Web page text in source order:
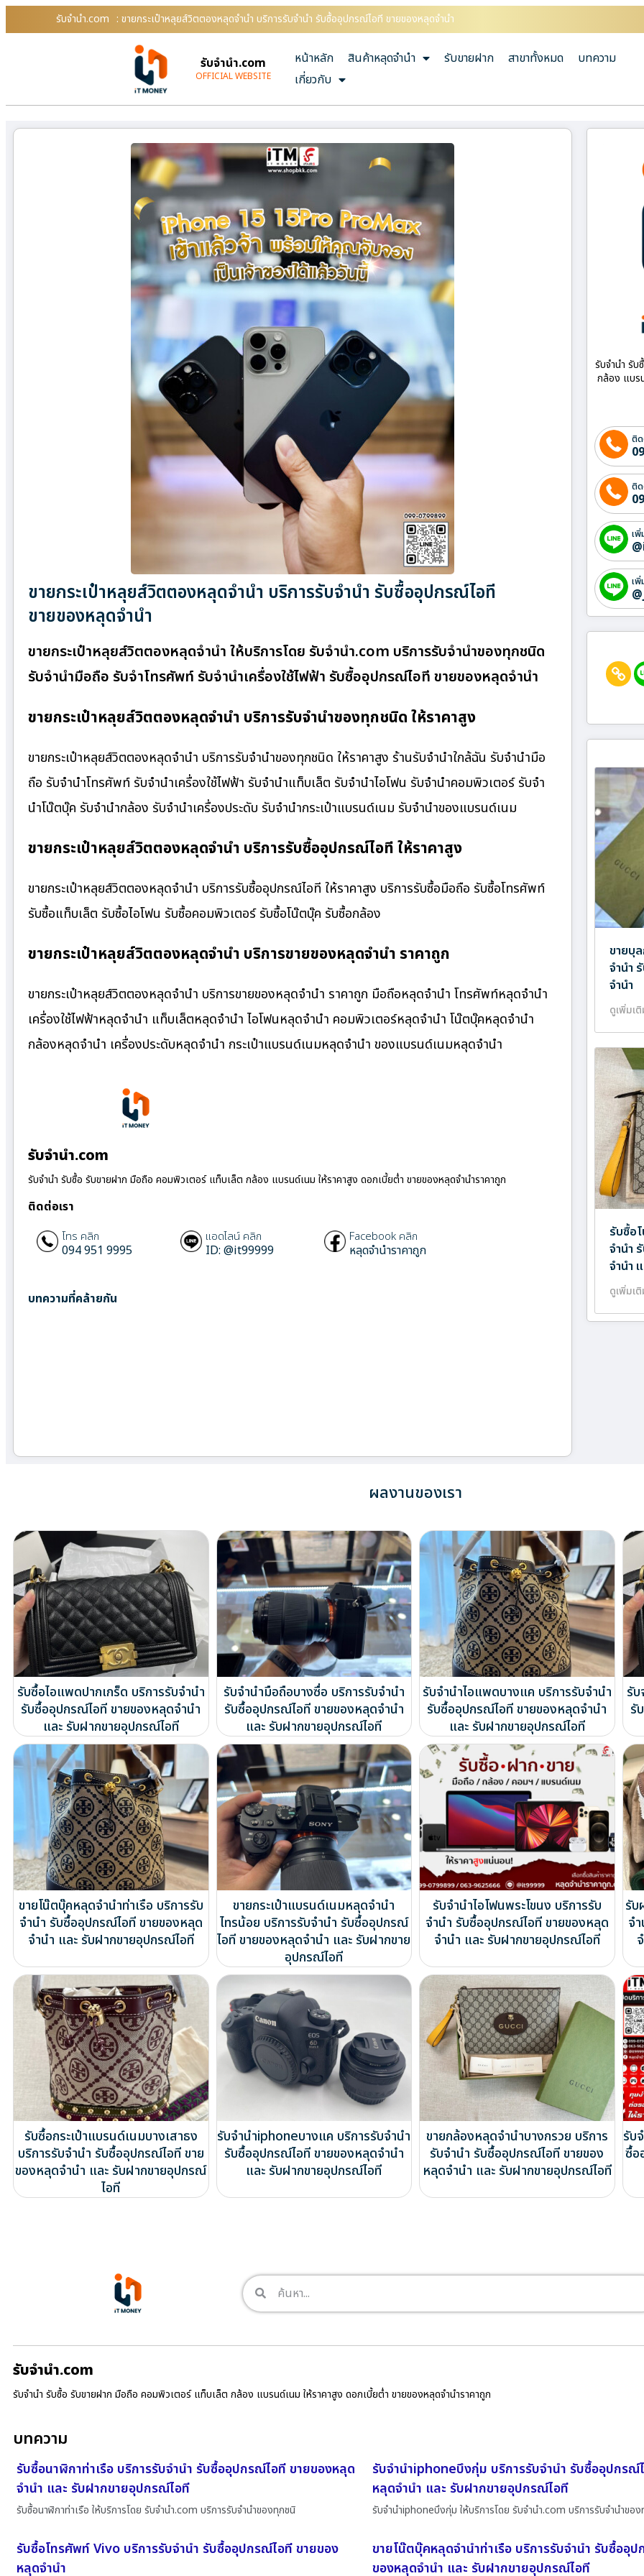
รับจํานํา.com : ขายกระเป๋าหลุยส์วิตตองหลุดจำนำ บริการรับจำนำ รับซื้ออุปกรณ์ไอที ขายของหลุดจำนำ
รับจํานํา.com
OFFICIAL WEBSITE
หน้าหลัก สินค้าหลุดจำนำ รับขายฝาก สาขาทั้งหมด
บทความ
เกี่ยวกับ
ขายกระเป๋าหลุยส์วิตตองหลุดจำนำ บริการรับจำนำ รับซื้ออุปกรณ์ไอที
ขายของหลุดจำนำ
ขายกระเป๋าหลุยส์วิตตองหลุดจำนำ ให้บริการโดย รับจํานํา.com บริการรับจำนำของทุกชนิด
รับจำนำมือถือ รับจำโทรศัพท์ รับจำนำเครื่องใช้ไฟฟ้า รับซื้ออุปกรณ์ไอที ขายของหลุดจำนำ
ขายกระเป๋าหลุยส์วิตตองหลุดจำนำ บริการรับจำนำของทุกชนิด ให้ราคาสูง
ขายกระเป๋าหลุยส์วิตตองหลุดจำนำ บริการรับจำนำของทุกชนิด ให้ราคาสูง ร้านรับจํานําใกล้ฉัน รับจำนำมือ
ถือ รับจำนำโทรศัพท์ รับจำนำเครื่องใช้ไฟฟ้า รับจำนำแท็บเล็ต รับจำนำไอโฟน รับจำนำคอมพิวเตอร์ รับจำ
นำโน๊ตบุ๊ค รับจำนำกล้อง รับจำนำเครื่องประดับ รับจำนำกระเป๋าแบรนด์เนม รับจำนำของแบรนด์เนม
ขายกระเป๋าหลุยส์วิตตองหลุดจำนำ บริการรับซื้ออุปกรณ์ไอที ให้ราคาสูง
ขายกระเป๋าหลุยส์วิตตองหลุดจำนำ บริการรับซื้ออุปกรณ์ไอที ให้ราคาสูง บริการรับซื้อมือถือ รับซื้อโทรศัพท์
รับซื้อแท็บเล็ต รับซื้อไอโฟน รับซื้อคอมพิวเตอร์ รับซื้อโน๊ตบุ๊ค รับซื้อกล้อง
ขายกระเป๋าหลุยส์วิตตองหลุดจำนำ บริการขายของหลุดจำนำ ราคาถูก
ขายกระเป๋าหลุยส์วิตตองหลุดจำนำ บริการขายของหลุดจำนำ ราคาถูก มือถือหลุดจำนำ โทรศัพท์หลุดจำนำ
เครื่องใช้ไฟฟ้าหลุดจำนำ แท็บเล็ตหลุดจำนำ ไอโฟนหลุดจำนำ คอมพิวเตอร์หลุดจำนำ โน๊ตบุ๊คหลุดจำนำ
กล้องหลุดจำนำ เครื่องประดับหลุดจำนำ กระเป๋าแบรนด์เนมหลุดจำนำ ของแบรนด์เนมหลุดจำนำ
รับจํานํา.com
รับจำนำ รับซื้อ รับขายฝาก มือถือ คอมพิวเตอร์ แท็บเล็ต กล้อง แบรนด์เนม ให้ราคาสูง ดอกเบี้ยต่ำ ขายของหลุดจำนำราคาถูก
ติดต่อเรา
โทร คลิก
094 951 9995
แอดไลน์ คลิก
ID: @it99999
Facebook คลิก
หลุดจำนำราคาถูก
บทความที่คล้ายกัน
รับจำนำ รั
กล้อง แบร
ติ
ติ
เ
เ
ขายบุ
จำนำ
จำนำ
ดูเพิ่มเ
รับซื้อ
จำนำ
จำนำ
ดูเพิ่มเ
ผลงานของเรา
รับซื้อไอแพดปากเกร็ด บริการรับจำนำ
รับซื้ออุปกรณ์ไอที ขายของหลุดจำนำ
และ รับฝากขายอุปกรณ์ไอที
รับจำนำมือถือบางซื่อ บริการรับจำนำ
รับซื้ออุปกรณ์ไอที ขายของหลุดจำนำ
และ รับฝากขายอุปกรณ์ไอที
รับจำนำไอแพดบางแค บริการรับจำนำ
รับซื้ออุปกรณ์ไอที ขายของหลุดจำนำ
และ รับฝากขายอุปกรณ์ไอที
รั
รั
ขายโน๊ตบุ๊คหลุดจำนำท่าเรือ บริการรับ
จำนำ รับซื้ออุปกรณ์ไอที ขายของหลุด
จำนำ และ รับฝากขายอุปกรณ์ไอที
ขายกระเป๋าแบรนด์เนมหลุดจำนำ
ไทรน้อย บริการรับจำนำ รับซื้ออุปกรณ์
ไอที ขายของหลุดจำนำ และ รับฝากขาย
อุปกรณ์ไอที
รับจำนำไอโฟนพระโขนง บริการรับ
จำนำ รับซื้ออุปกรณ์ไอที ขายของหลุด
จำนำ และ รับฝากขายอุปกรณ์ไอที
รับ
จ
รับซื้อกระเป๋าแบรนด์เนมบางเสาธง
บริการรับจำนำ รับซื้ออุปกรณ์ไอที ขาย
ของหลุดจำนำ และ รับฝากขายอุปกรณ์
ไอที
รับจำนำiphoneบางแค บริการรับจำนำ
รับซื้ออุปกรณ์ไอที ขายของหลุดจำนำ
และ รับฝากขายอุปกรณ์ไอที
ขายกล้องหลุดจำนำบางกรวย บริการ
รับจำนำ รับซื้ออุปกรณ์ไอที ขายของ
หลุดจำนำ และ รับฝากขายอุปกรณ์ไอที
รับ
ซื้อ
รับจํานํา.com
รับจำนำ รับซื้อ รับขายฝาก มือถือ คอมพิวเตอร์ แท็บเล็ต กล้อง แบรนด์เนม ให้ราคาสูง ดอกเบี้ยต่ำ ขายของหลุดจำนำราคาถูก
บทความ
รับซื้อนาฬิกาท่าเรือ บริการรับจำนำ รับซื้ออุปกรณ์ไอที ขายของหลุด
จำนำ และ รับฝากขายอุปกรณ์ไอที
รับซื้อนาฬิกาท่าเรือ ให้บริการโดย รับจํานํา.com บริการรับจำนำของทุกชนิ
รับจำนำiphoneบึงกุ่ม บริการรับจำนำ รับซื้ออุปกรณ์
หลุดจำนำ และ รับฝากขายอุปกรณ์ไอที
รับจำนำiphoneบึงกุ่ม ให้บริการโดย รับจํานํา.com บริการรับจำนำขอ
รับซื้อโทรศัพท์ Vivo บริการรับจำนำ รับซื้ออุปกรณ์ไอที ขายของ
หลุดจำนำ
ขายโน๊ตบุ๊คหลุดจำนำท่าเรือ บริการรับจำนำ รับซื้ออุ
ของหลุดจำนำ และ รับฝากขายอุปกรณ์ไอที